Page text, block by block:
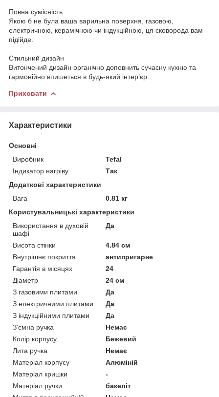
Повна сумісність
Якою б не була ваша варильна поверхня, газовою,
електричною, керамічною чи індукційною, ця сковорода вам
підійде.
Стильний дизайн
Витончений дизайн органічно доповнить сучасну кухню та
гармонійно впишеться в будь-який інтер’єр.
Приховати
Характеристики
Основні
Виробник
Tefal
Індикатор нагріву
Так
Додаткові характеристики
Вага
0.81 кг
Користувальницькі характеристики
Використання в духовій
шафі
Да
Висота стінки
4.84 см
Внутрішнє покриття
антипригарне
Гарантія в місяцях
24
Діаметр
24 см
З газовими плитами
Да
З електричними плитами
Да
З індукційними плитами
Да
З'ємна ручка
Немає
Колір корпусу
Бежевий
Лита ручка
Немає
Матеріал корпусу
Алюміній
Матеріал кришки
-
Матеріал ручки
бакеліт